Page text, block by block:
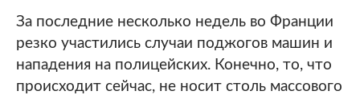
За последние несколько недель во Франции
резко участились случаи поджогов машин и
нападения на полицейских. Конечно, то, что
происходит сейчас, не носит столь массового